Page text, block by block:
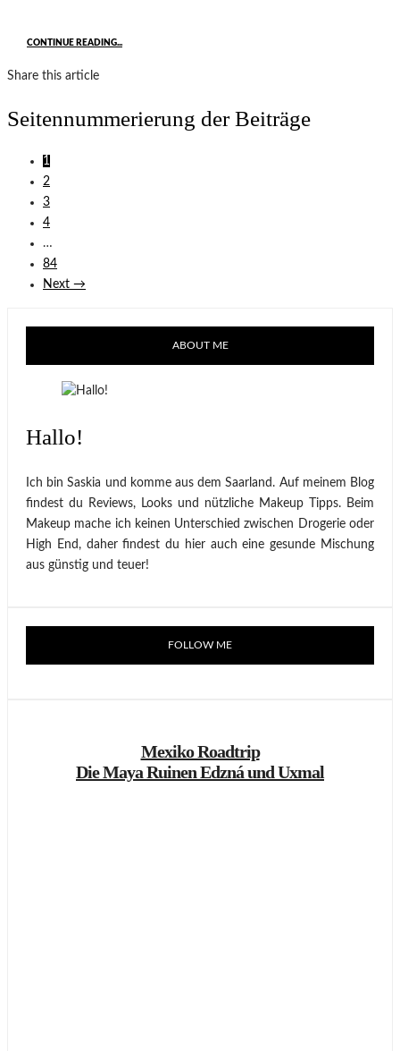
CONTINUE READING...
Share this article
Seitennummerierung der Beiträge
1
2
3
4
…
84
Next →
ABOUT ME
Hallo!
Ich bin Saskia und komme aus dem Saarland. Auf meinem Blog
findest du Reviews, Looks und nützliche Makeup Tipps. Beim
Makeup mache ich keinen Unterschied zwischen Drogerie oder
High End, daher findest du hier auch eine gesunde Mischung
aus günstig und teuer!
FOLLOW ME
Mexiko Roadtrip
Die Maya Ruinen Edzná und Uxmal